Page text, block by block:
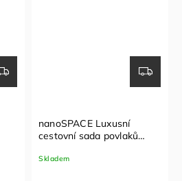
nanoSPACE Luxusní
cestovní sada povlaků
45x60
Skladem